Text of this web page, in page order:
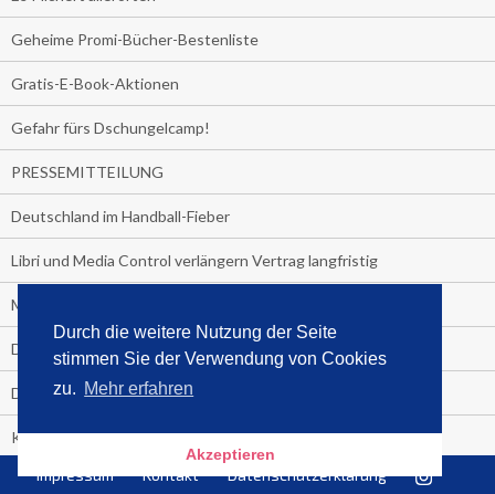
Durch die weitere Nutzung der Seite
stimmen Sie der Verwendung von Cookies
zu. Mehr erfahren
Akzeptieren
Geheime Promi-Bücher-Bestenliste
Gratis-E-Book-Aktionen
Gefahr fürs Dschungelcamp!
PRESSEMITTEILUNG
Deutschland im Handball-Fieber
Libri und Media Control verlängern Vertrag langfristig
Medienquiz:
Deutschlands Jahrescharts 2018
Die TV-Quotenkönige 2018
KNV und Media Control verlängern vorzeitig Zusammenarbeit
STRENG VERTRAULICH
Impressum Kontakt Datenschutzerklärung